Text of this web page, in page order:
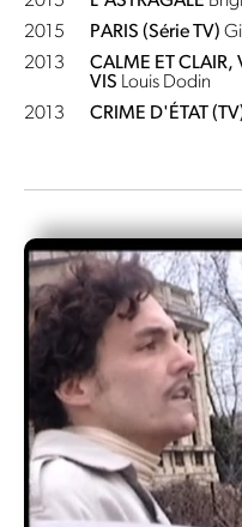
2015
PARIS (Série TV)
2013
CALME ET CLAIR,
VIS Louis Dodin
2013
CRIME D'ÉTAT